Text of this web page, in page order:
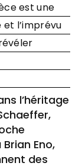
est une
l’imprévu
l’héritage
Eno,
des